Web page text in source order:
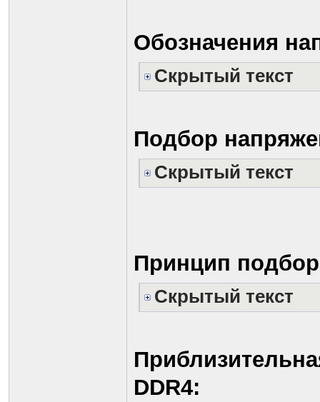
Обозначения
Скрытый текст
Подбор
Скрытый текст
Принцип
Скрытый текст
DDR4: